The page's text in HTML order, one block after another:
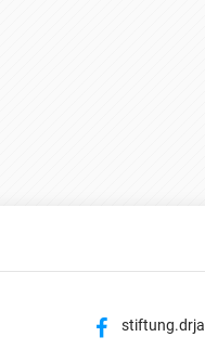
stiftung.drja